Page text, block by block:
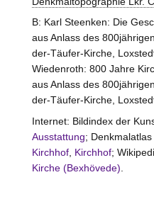
B: Karl Steenken: Die
aus Anlass des
der-Täufer-Kirche,
Wiedenroth: 800 Jahre
aus Anlass des
der-Täufer-Kirche,
Internet: Bildindex der
Ausstattung;
Kirchhof, Kirchhof;
Kirche (Bexhövede)